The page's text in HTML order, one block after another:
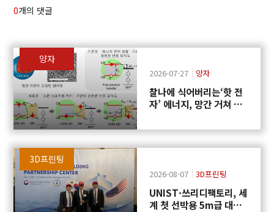
0개의 댓글
양자
2026-07-27 양자
찰나에 식어버리는‘핫 전
자’ 에너지, 망간 거쳐 화
3D프린팅
2026-08-07 3D프린팅
UNIST·쓰리디팩토리, 세
계 첫 선박용 5m급 대형